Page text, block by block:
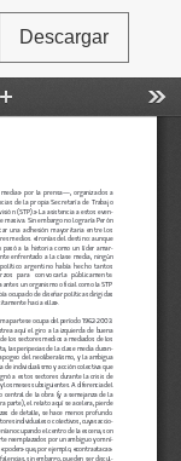
Descargar